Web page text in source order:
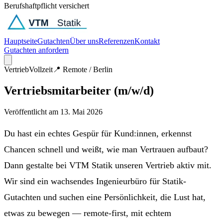
Berufshaftpflicht versichert
HauptseiteGutachtenÜber unsReferenzenKontakt
Gutachten anfordern
VertriebVollzeit 📍 Remote / Berlin
Vertriebsmitarbeiter (m/w/d)
Veröffentlicht am 13. Mai 2026
Du hast ein echtes Gespür für Kund:innen, erkennst
Chancen schnell und weißt, wie man Vertrauen aufbaut?
Dann gestalte bei VTM Statik unseren Vertrieb aktiv mit.
Wir sind ein wachsendes Ingenieurbüro für Statik-
Gutachten und suchen eine Persönlichkeit, die Lust hat,
etwas zu bewegen — remote-first, mit echtem